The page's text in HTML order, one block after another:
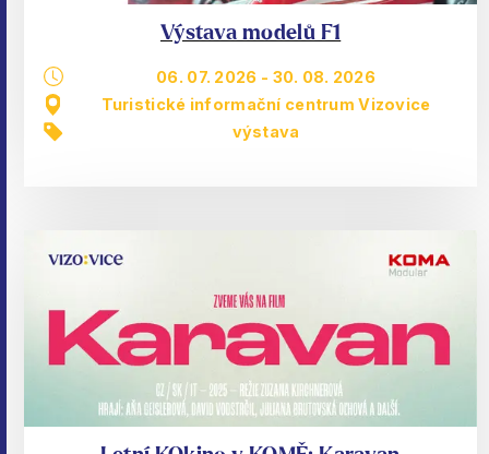
Výstava modelů F1
06. 07. 2026 - 30. 08. 2026
Turistické informační centrum Vizovice
výstava